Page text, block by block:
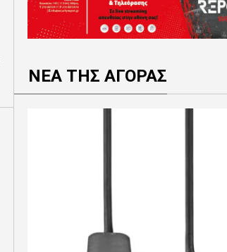
ΝΕΑ ΤΗΣ ΑΓΟΡΑΣ